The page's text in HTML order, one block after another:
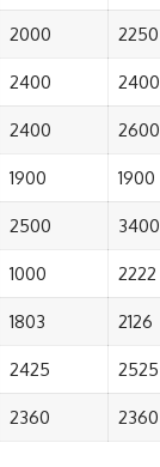
2000 2250
2400 2400
2400 2600
1900 1900
2500 3400
1000 2222
1803 2126
2425 2525
2360 2360